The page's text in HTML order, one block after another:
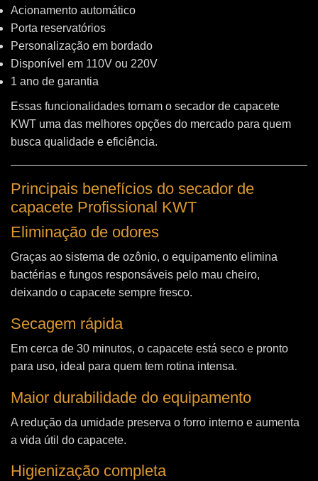
Acionamento automático
Porta reservatórios
Personalização em bordado
Disponível em 110V ou 220V
1 ano de garantia
Essas funcionalidades tornam o secador de capacete
KWT uma das melhores opções do mercado para quem
busca qualidade e eficiência.
Principais benefícios do secador de
capacete Profissional KWT
Eliminação de odores
Graças ao sistema de ozônio, o equipamento elimina
bactérias e fungos responsáveis pelo mau cheiro,
deixando o capacete sempre fresco.
Secagem rápida
Em cerca de 30 minutos, o capacete está seco e pronto
para uso, ideal para quem tem rotina intensa.
Maior durabilidade do equipamento
A redução da umidade preserva o forro interno e aumenta
a vida útil do capacete.
Higienização completa